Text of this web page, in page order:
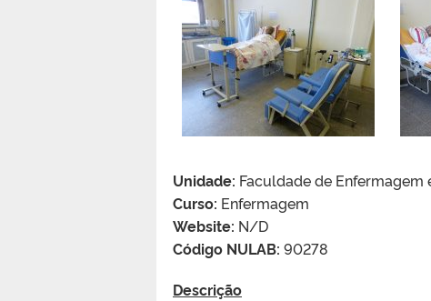
Unidade: Faculdade de Enfermagem
Curso: Enfermagem
Website: N/D
Código NULAB: 90278
Descrição